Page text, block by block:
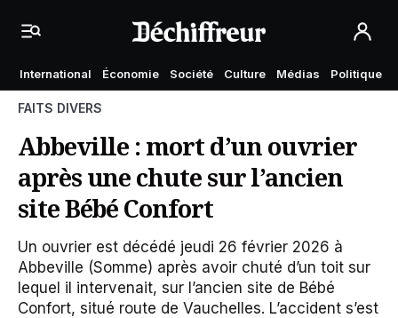
International Économie Société Culture Médias Politique
FAITS DIVERS
Abbeville : mort d’un ouvrier
après une chute sur l’ancien
site Bébé Confort
Un ouvrier est décédé jeudi 26 février 2026 à
Abbeville (Somme) après avoir chuté d’un toit sur
lequel il intervenait, sur l’ancien site de Bébé
Confort, situé route de Vauchelles. L’accident s’est